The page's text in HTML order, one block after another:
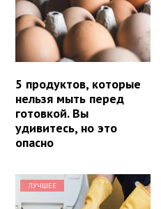
5 продуктов, которые
нельзя мыть перед
готовкой. Вы
удивитесь, но это
опасно
ЛУЧШЕЕ